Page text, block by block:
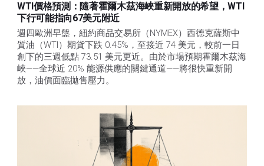
WTI價格預測：隨著霍爾木茲海峽重新開放的希望，WTI
下行可能指向67美元附近
週四歐洲早盤，紐約商品交易所（NYMEX）西德克薩斯中
質油（WTI）期貨下跌 0.45%，至接近 74 美元，較前一日
創下的三週低點 73.51 美元更近。由於市場預期霍爾木茲海
峽——全球近 20% 能源供應的關鍵通道——將很快重新開
放，油價面臨拋售壓力。